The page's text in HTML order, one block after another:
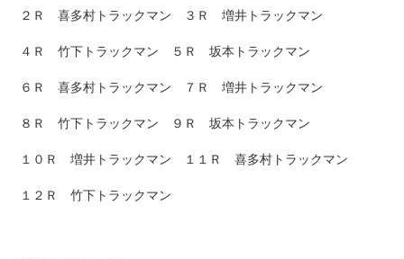
２Ｒ 喜多村トラックマン ３Ｒ 増井トラックマン
４Ｒ 竹下トラックマン ５Ｒ 坂本トラックマン
６Ｒ 喜多村トラックマン ７Ｒ 増井トラックマン
８Ｒ 竹下トラックマン ９Ｒ 坂本トラックマン
１０Ｒ 増井トラックマン １１Ｒ 喜多村トラックマン
１２Ｒ 竹下トラックマン